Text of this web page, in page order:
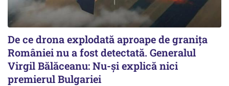
De ce drona explodată aproape de granița
României nu a fost detectată. Generalul
Virgil Bălăceanu: Nu-și explică nici
premierul Bulgariei